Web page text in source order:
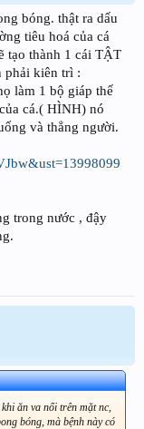
bóng. thật ra dấu
tiêu hoá của cá
tạo thành 1 cái TẬT
phải kiên trì :
làm 1 bộ giáp thế
cá.( HÌNH) nó
và thẳng người.
trong nước , đậy
ăn va nổi trên mặt nc,
bóng, mà bệnh này có